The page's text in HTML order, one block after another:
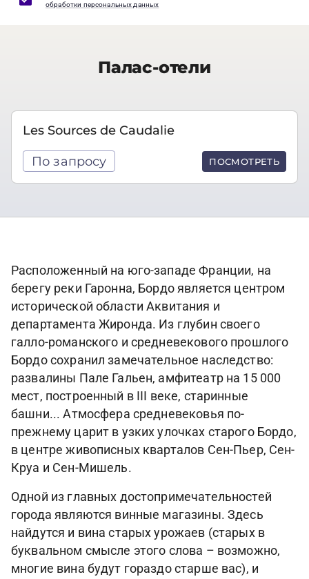
обработки персональных данных
Палас-отели
Les Sources de Caudalie
По запросу ПОСМОТРЕТЬ
Расположенный на юго-западе Франции, на
берегу реки Гаронна, Бордо является центром
исторической области Аквитания и
департамента Жиронда. Из глубин своего
галло-романского и средневекового прошлого
Бордо сохранил замечательное наследство:
развалины Пале Гальен, амфитеатр на 15 000
мест, построенный в III веке, старинныe
башни... Атмосфера средневековья по-
прежнему царит в узких улочках старого Бордо,
в центре живописных кварталов Сен-Пьер, Сен-
Круа и Сен-Мишель.
Одной из главных достопримечательностей
города являются винные магазины. Здесь
найдутся и вина старых урожаев (старых в
буквальном смысле этого слова – возможно,
многие вина будут гораздо старше вас), и